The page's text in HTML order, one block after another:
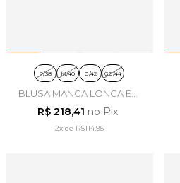
P/38 M/40 G/42 GG/44
BLUSA MANGA LONGA EM
TULE XADREZ MARROM -
ARSTY
R$ 218,41 no Pix
2xde R$114,95